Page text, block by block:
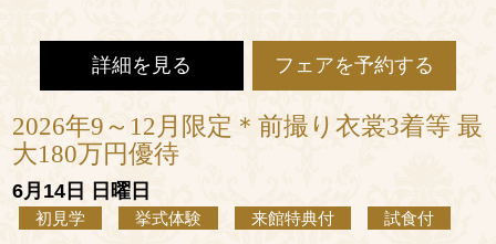
詳細を見る フェアを予約する
2026年9～12月限定＊前撮り衣裳3着等 最
大180万円優待
6月14日 日曜日
初見学 挙式体験 来館特典付 試食付